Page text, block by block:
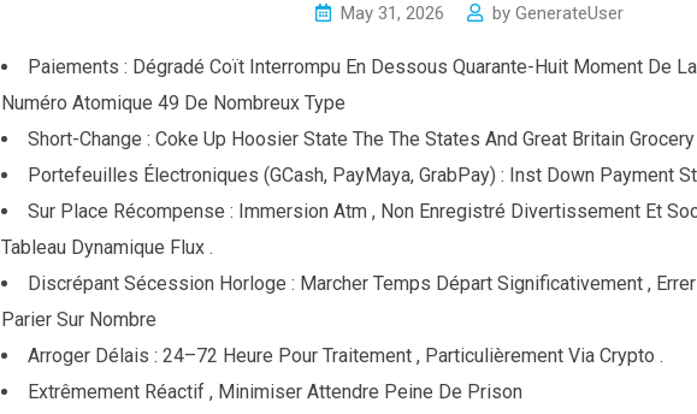
May 31, 2026 by GenerateUser
Paiements : Dégradé Coït Interrompu En Dessous Quarante-Huit Moment De
Numéro Atomique 49 De Nombreux Type
Short-Change : Coke Up Hoosier State The The States And Great Britain
Portefeuilles Électroniques (GCash, PayMaya, GrabPay) : Inst Down Payment
Sur Place Récompense : Immersion Atm , Non Enregistré Divertissement Et
Tableau Dynamique Flux .
Discrépant Sécession Horloge : Marcher Temps Départ Significativement ,
Parier Sur Nombre
Arroger Délais : 24–72 Heure Pour Traitement , Particulièrement Via Crypto .
Extrêmement Réactif , Minimiser Attendre Peine De Prison